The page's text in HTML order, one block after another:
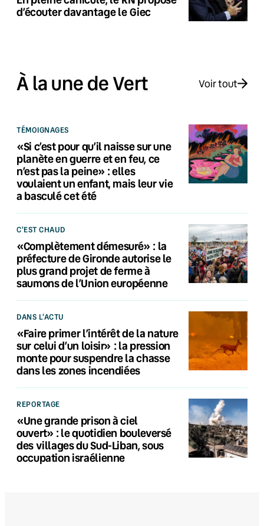
d’écouter davantage le Giec
À la une de Vert Voir tout
TÉMOIGNAGES
«Si c’est pour qu’il naisse sur une
planète en guerre et en feu, ce
n’est pas la peine» : elles
voulaient un enfant, mais leur vie
a basculé cet été
C'EST CHAUD
«Complètement démesuré» : la
préfecture de Gironde autorise le
plus grand projet de ferme à
saumons de l’Union européenne
DANS L'ACTU
«Faire primer l’intérêt de la nature
sur celui d’un loisir» : la pression
monte pour suspendre la chasse
dans les zones incendiées
REPORTAGE
«Une grande prison à ciel
ouvert» : le quotidien bouleversé
des villages du Sud-Liban, sous
occupation israélienne